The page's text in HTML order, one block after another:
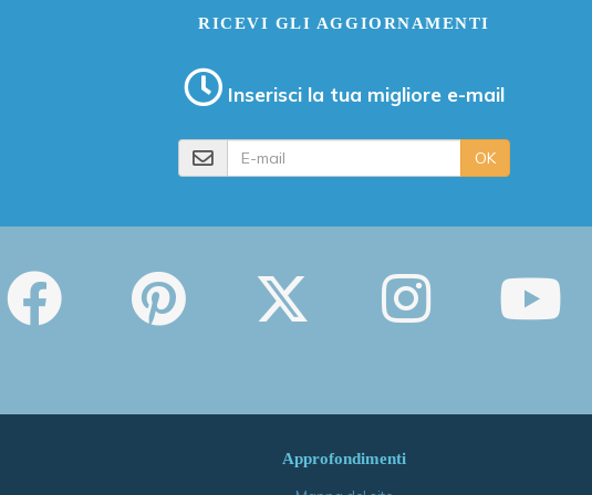
RICEVI GLI AGGIORNAMENTI
Inserisci la tua migliore e-mail
OK
Approfondimenti